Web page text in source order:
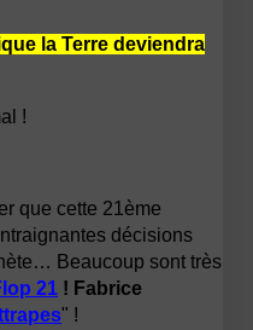
la Terre deviendra
!
que cette 21ème
décisions
Beaucoup sont très
21 ! Fabrice
" !